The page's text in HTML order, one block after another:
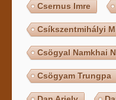
Csernus Imre
Csíkszentmihályi
Csögyal Namkhai
Csögyam Trungpa